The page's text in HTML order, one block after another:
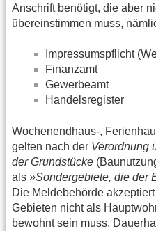
Anschrift benötigt, die aber
übereinstimmen muss,
Impressumspflicht
Finanzamt
Gewerbeamt
Handelsregister
Wochenendhaus-,
gelten nach der Verordnung
der Grundstücke
als »Sondergebiete, die der
Die Meldebehörde
Gebieten nicht als
bewohnt sein muss.